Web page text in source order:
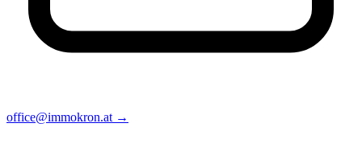
office@immokron.at →